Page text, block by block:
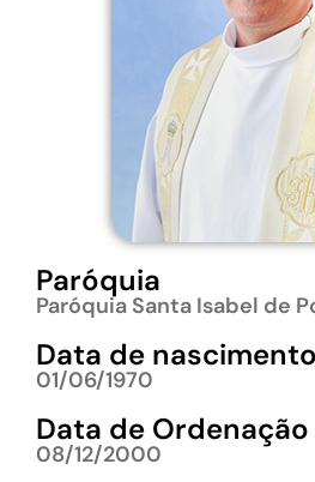
Paróquia
Paróquia Santa Isabel de
Data de nascimento
01/06/1970
Data de
08/12/2000